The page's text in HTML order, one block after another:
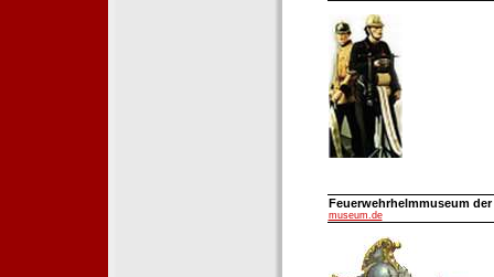
Feuerwehrhelmmuseum
museum.de